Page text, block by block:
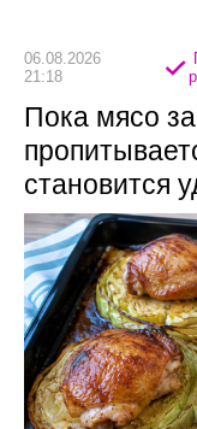
06.08.2026
21:18
Пока мясо
становится